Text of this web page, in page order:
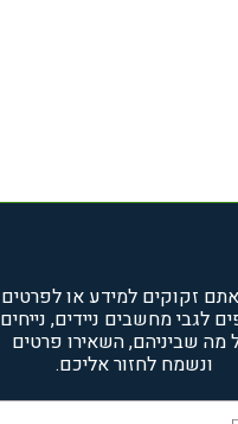
זקוקים למידע או לפרטים
לגבי מחשבים ניידים, נייחים
מה שביניהם, השאירו פרטים
ונשמח לחזור אליכם.